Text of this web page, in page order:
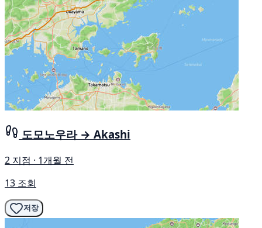
도모노우라 → Akashi
2 지점 · 1개월 전
13 조회
저장